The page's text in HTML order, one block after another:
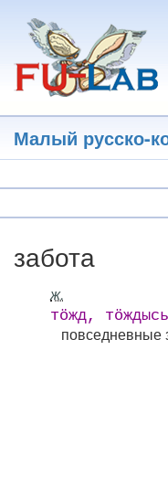
основному
содержанию
Малый русско-
забота
ж.
тӧжд,
повседневные